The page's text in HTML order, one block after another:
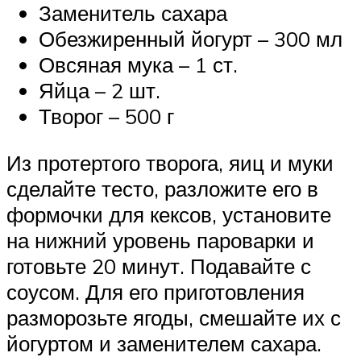
Заменитель сахара
Обезжиренный йогурт – 300 мл
Овсяная мука – 1 ст.
Яйца – 2 шт.
Творог – 500 г
Из протертого творога, яиц и муки
сделайте тесто, разложите его в
формочки для кексов, установите
на нижний уровень пароварки и
готовьте 20 минут. Подавайте с
соусом. Для его приготовления
разморозьте ягоды, смешайте их с
йогуртом и заменителем сахара.